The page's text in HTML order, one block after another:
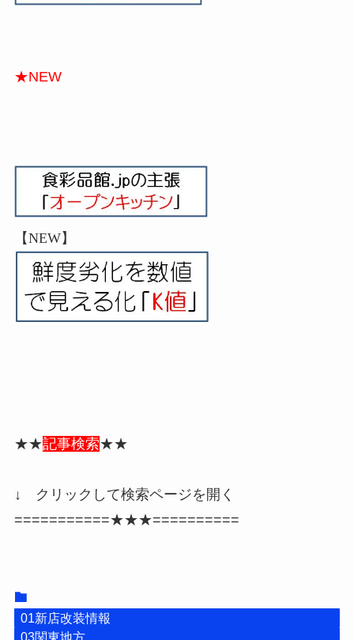
★NEW
【NEW】
★★記事検索★★
↓ クリックして検索ページを開く
===========★★★==========
01新店改装情報